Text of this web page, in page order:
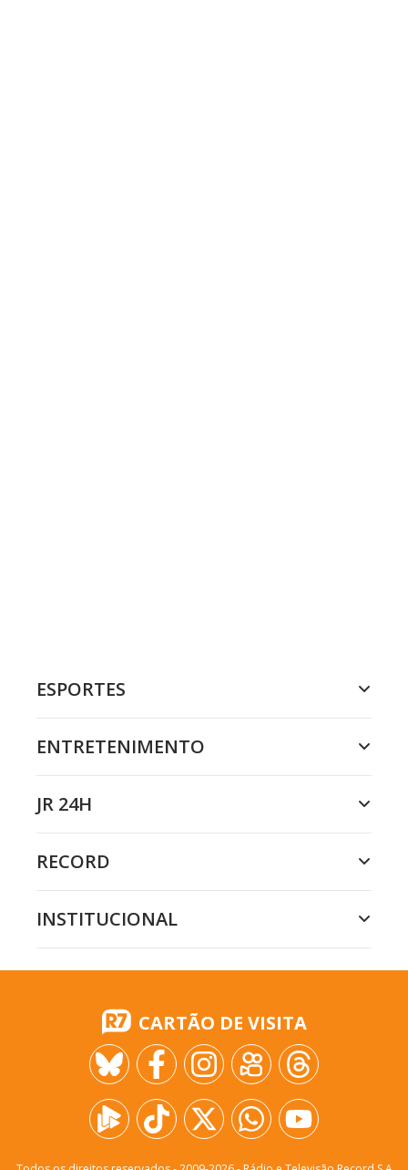
ESPORTES
ENTRETENIMENTO
JR 24H
RECORD
INSTITUCIONAL
CARTÃO DE VISITA